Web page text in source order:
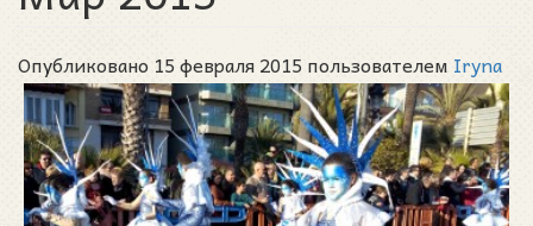
Опубликовано 15 февраля 2015 пользователем Iryna